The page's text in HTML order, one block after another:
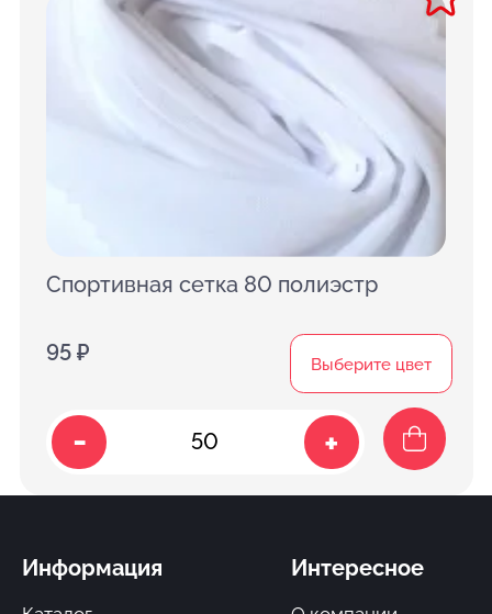
Спортивная сетка 80 полиэстр
95 ₽ Выберите цвет
- +
Информация Интересное